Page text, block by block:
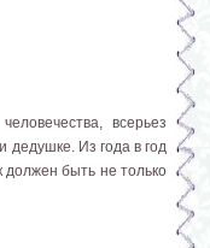
всерьез
Из года в год
быть не только